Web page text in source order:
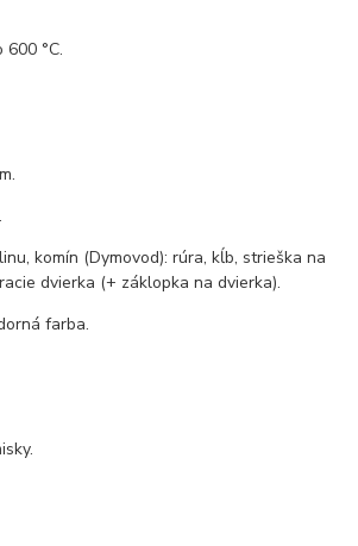
°C.
komín (Dymovod): rúra, kĺb, strieška na
dvierka (+ záklopka na dvierka).
farba.